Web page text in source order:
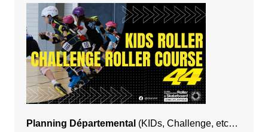
Planning Départemental (KIDs, Challenge, etc…